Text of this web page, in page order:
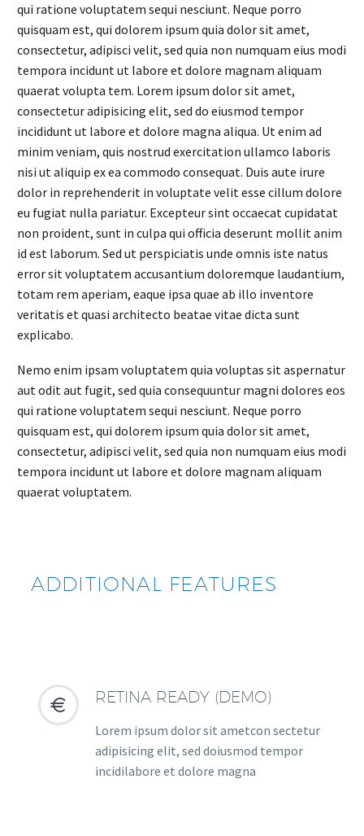
qui ratione voluptatem sequi nesciunt. Neque porro
quisquam est, qui dolorem ipsum quia dolor sit amet,
consectetur, adipisci velit, sed quia non numquam eius modi
tempora incidunt ut labore et dolore magnam aliquam
quaerat volupta tem. Lorem ipsum dolor sit amet,
consectetur adipisicing elit, sed do eiusmod tempor
incididunt ut labore et dolore magna aliqua. Ut enim ad
minim veniam, quis nostrud exercitation ullamco laboris
nisi ut aliquip ex ea commodo consequat. Duis aute irure
dolor in reprehenderit in voluptate velit esse cillum dolore
eu fugiat nulla pariatur. Excepteur sint occaecat cupidatat
non proident, sunt in culpa qui officia deserunt mollit anim
id est laborum. Sed ut perspiciatis unde omnis iste natus
error sit voluptatem accusantium doloremque laudantium,
totam rem aperiam, eaque ipsa quae ab illo inventore
veritatis et quasi architecto beatae vitae dicta sunt
explicabo.
Nemo enim ipsam voluptatem quia voluptas sit aspernatur
aut odit aut fugit, sed quia consequuntur magni dolores eos
qui ratione voluptatem sequi nesciunt. Neque porro
quisquam est, qui dolorem ipsum quia dolor sit amet,
consectetur, adipisci velit, sed quia non numquam eius modi
tempora incidunt ut labore et dolore magnam aliquam
quaerat voluptatem.
ADDITIONAL FEATURES

 RETINA READY (DEMO)
Lorem ipsum dolor sit ametcon sectetur
adipisicing elit, sed doiusmod tempor
incidilabore et dolore magna